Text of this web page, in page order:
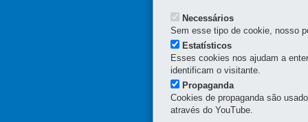
Necessários
Sem esse tipo de cookie, nosso
Estatísticos
Esses cookies nos ajudam a
identificam o visitante.
Propaganda
Cookies de propaganda são
através do YouTube.